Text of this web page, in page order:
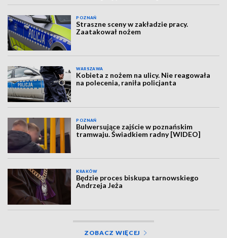
POZNAŃ
Straszne sceny w zakładzie pracy.
Zaatakował nożem
WARSZAWA
Kobieta z nożem na ulicy. Nie reagowała
na polecenia, raniła policjanta
POZNAŃ
Bulwersujące zajście w poznańskim
tramwaju. Świadkiem radny [WIDEO]
KRAKÓW
Będzie proces biskupa tarnowskiego
Andrzeja Jeża
ZOBACZ WIĘCEJ